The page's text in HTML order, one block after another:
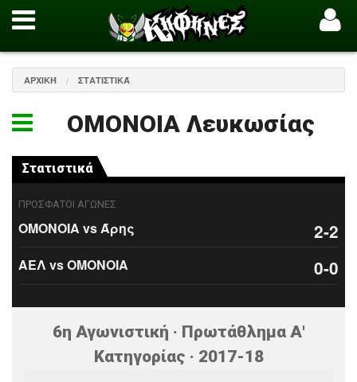
ΑΡΧΙΚΉ ΣΤΑΤΙΣΤΙΚΆ
ΟΜΟΝΟΙΑ Λευκωσίας
Στατιστικά
ΠΡΟΣΦΑΤΟΙ ΑΓΩΝΕΣ
ΟΜΟΝΟΙΑ vs Άρης 2-2
ΑΕΛ vs ΟΜΟΝΟΙΑ 0-0
6η Αγωνιστική · Πρωτάθλημα Α'
Κατηγορίας · 2017-18